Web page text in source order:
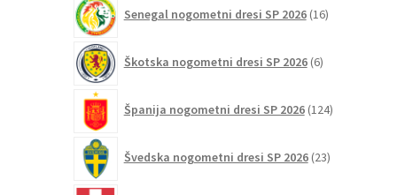
Senegal nogometni dresi SP 2026 16izdelkov
Škotska nogometni dresi SP 2026 6izdelkov
Španija nogometni dresi SP 2026 124izdelkov
Švedska nogometni dresi SP 2026 23izdelkov